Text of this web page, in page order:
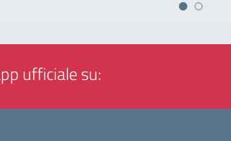
ufficiale su: